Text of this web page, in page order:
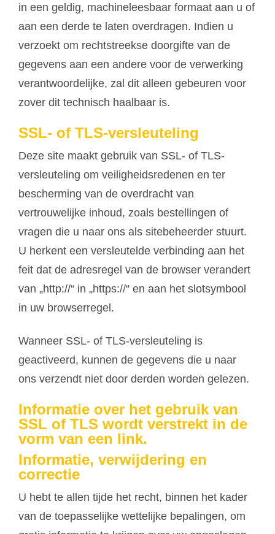
in een geldig, machineleesbaar formaat aan u of
aan een derde te laten overdragen. Indien u
verzoekt om rechtstreekse doorgifte van de
gegevens aan een andere voor de verwerking
verantwoordelijke, zal dit alleen gebeuren voor
zover dit technisch haalbaar is.
SSL- of TLS-versleuteling
Deze site maakt gebruik van SSL- of TLS-
versleuteling om veiligheidsredenen en ter
bescherming van de overdracht van
vertrouwelijke inhoud, zoals bestellingen of
vragen die u naar ons als sitebeheerder stuurt.
U herkent een versleutelde verbinding aan het
feit dat de adresregel van de browser verandert
van „http://“ in „https://“ en aan het slotsymbool
in uw browserregel.
Wanneer SSL- of TLS-versleuteling is
geactiveerd, kunnen de gegevens die u naar
ons verzendt niet door derden worden gelezen.
Informatie over het gebruik van
SSL of TLS wordt verstrekt in de
vorm van een link.
Informatie, verwijdering en
correctie
U hebt te allen tijde het recht, binnen het kader
van de toepasselijke wettelijke bepalingen, om